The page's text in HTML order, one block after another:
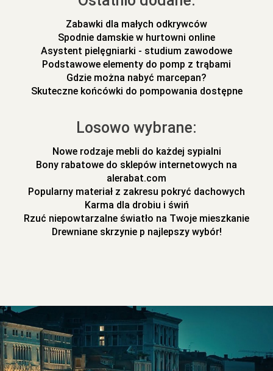
Zabawki dla małych odkrywców
Spodnie damskie w hurtowni online
Asystent pielęgniarki - studium zawodowe
Podstawowe elementy do pomp z trąbami
Gdzie można nabyć marcepan?
Skuteczne końcówki do pompowania dostępne
Losowo wybrane:
Nowe rodzaje mebli do każdej sypialni
Bony rabatowe do sklepów internetowych na
alerabat.com
Popularny materiał z zakresu pokryć dachowych
Karma dla drobiu i świń
Rzuć niepowtarzalne światło na Twoje mieszkanie
Drewniane skrzynie p najlepszy wybór!